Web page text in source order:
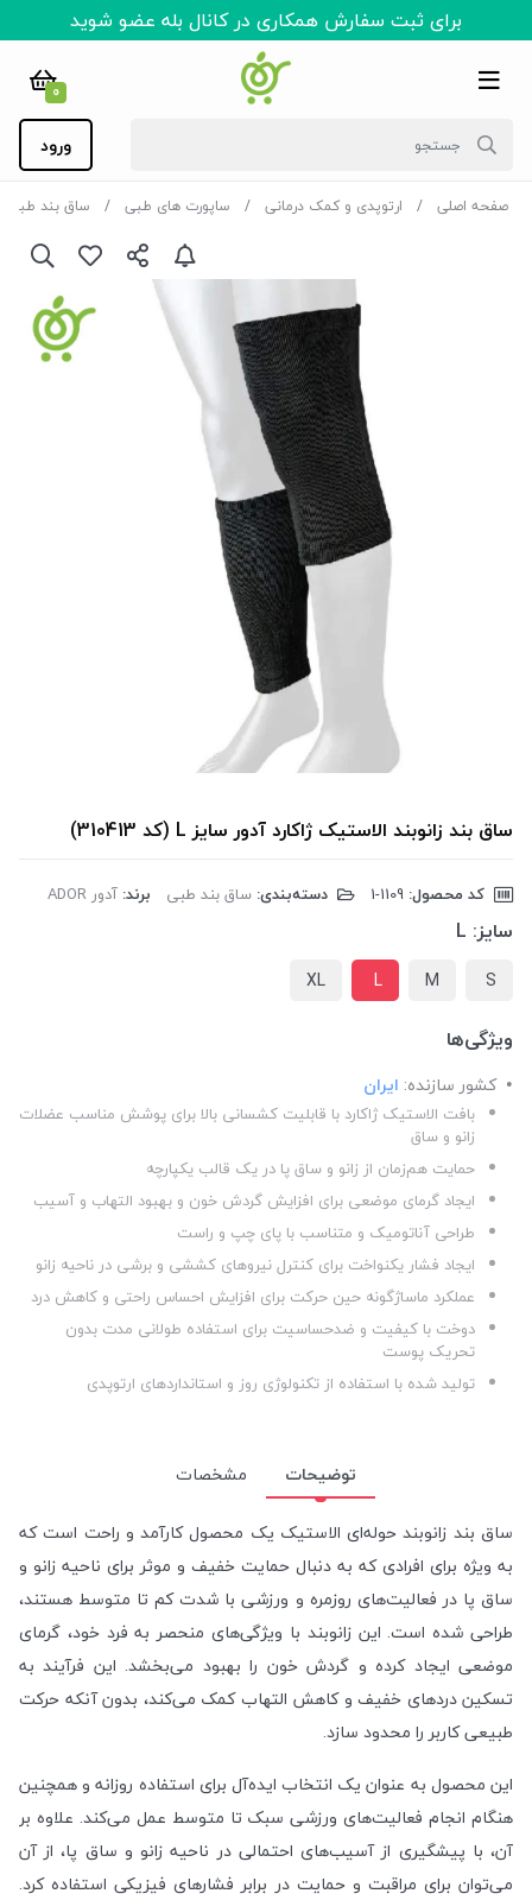
برای ثبت سفارش همکاری در کانال بله عضو شوید
0
ورود
صفحه اصلی ارتوپدی و کمک درمانی ساپورت های طبی ساق بند طبی
ساق بند زانوبند الاستیک ژاکارد آدور سایز L (کد 310413)
کد محصول: دسته‌بندی: ساق بند طبی برند: آدور ADOR
سایز: L
S
M
L
XL
ویژگی‌ها
کشور سازنده: ایران
بافت الاستیک ژاکارد با قابلیت کشسانی بالا برای پوشش مناسب عضلات
زانو و ساق
حمایت هم‌زمان از زانو و ساق پا در یک قالب یکپارچه
ایجاد گرمای موضعی برای افزایش گردش خون و بهبود التهاب و آسیب
طراحی آناتومیک و متناسب با پای چپ و راست
ایجاد فشار یکنواخت برای کنترل نیروهای کششی و برشی در ناحیه زانو
عملکرد ماساژگونه حین حرکت برای افزایش احساس راحتی و کاهش درد
دوخت با کیفیت و ضدحساسیت برای استفاده طولانی مدت بدون
تحریک پوست
تولید شده با استفاده از تکنولوژی روز و استانداردهای ارتوپدی
توضیحات
مشخصات
ساق بند زانوبند حوله‌ای الاستیک یک محصول کارآمد و راحت است که
به ویژه برای افرادی که به دنبال حمایت خفیف و موثر برای ناحیه زانو و
ساق پا در فعالیت‌های روزمره و ورزشی با شدت کم تا متوسط هستند،
طراحی شده است. این زانوبند با ویژگی‌های منحصر به فرد خود، گرمای
موضعی ایجاد کرده و گردش خون را بهبود می‌بخشد. این فرآیند به
تسکین دردهای خفیف و کاهش التهاب کمک می‌کند، بدون آنکه حرکت
طبیعی کاربر را محدود سازد.
این محصول به عنوان یک انتخاب ایده‌آل برای استفاده روزانه و همچنین
هنگام انجام فعالیت‌های ورزشی سبک تا متوسط عمل می‌کند. علاوه بر
آن، با پیشگیری از آسیب‌های احتمالی در ناحیه زانو و ساق پا، از آن
می‌توان برای مراقبت و حمایت در برابر فشارهای فیزیکی استفاده کرد.